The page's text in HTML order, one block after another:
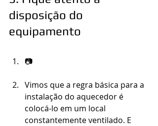
disposição do
equipamento
📷
Vimos que a regra básica para a
instalação do aquecedor é
colocá-lo em um local
constantemente ventilado. E